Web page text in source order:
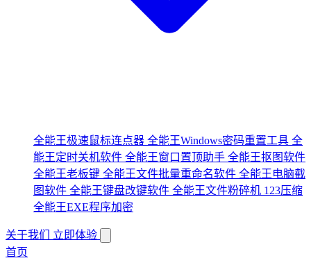
全能王极速鼠标连点器 全能王Windows密码重置工具 全
能王定时关机软件 全能王窗口置顶助手 全能王抠图软件
全能王老板键 全能王文件批量重命名软件 全能王电脑截
图软件 全能王键盘改键软件 全能王文件粉碎机 123压缩
全能王EXE程序加密
关于我们 立即体验
首页